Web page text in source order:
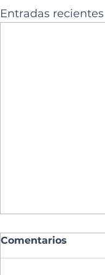
Entradas recientes
Comentarios